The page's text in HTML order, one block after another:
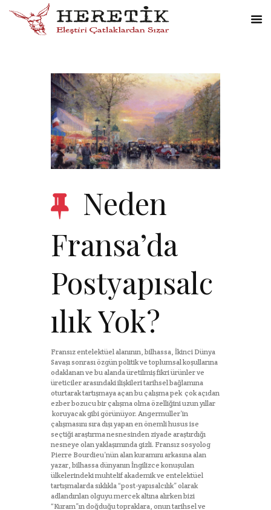
Neden
Fransa’da
Postyapısalc
ılık Yok?
Fransız entelektüel alanının, bilhassa, İkinci Dünya
Savaşı sonrası özgün politik ve toplumsal koşullarına
odaklanan ve bu alanda üretilmiş fikri ürünler ve
üreticiler arasındaki ilişkileri tarihsel bağlamına
oturtarak tartışmaya açan bu çalışma pek çok açıdan
ezber bozucu bir çalışma olma özelliğini uzun yıllar
koruyacak gibi görünüyor. Angermuller’in
çalışmasını sıra dışı yapan en önemli husus ise
seçtiği araştırma nesnesinden ziyade araştırdığı
nesneye olan yaklaşımında gizli. Fransız sosyolog
Pierre Bourdieu’nün alan kuramını arkasına alan
yazar, bilhassa dünyanın İngilizce konuşulan
ülkelerindeki muhtelif akademik ve entelektüel
tartışmalarda sıklıkla “post-yapısalcılık” olarak
adlandırılan olguyu mercek altına alırken bizi
“Kuram”ın doğduğu topraklara, onun tarihsel ve